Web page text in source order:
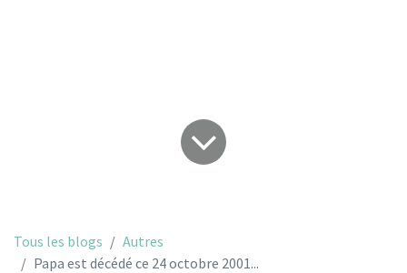
Tous les blogs
Autres
Papa est décédé ce 24 octobre 2001...